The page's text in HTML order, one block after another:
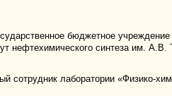
бюджетное
нефтехимического синтеза им. А.В.
сотрудник лаборатории «Физико-